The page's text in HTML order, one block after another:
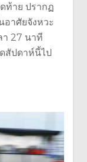
ท้าย ปรากฏ
อาศัยจังหวะ
า 27 นาที
สัปดาห์นี้ไป